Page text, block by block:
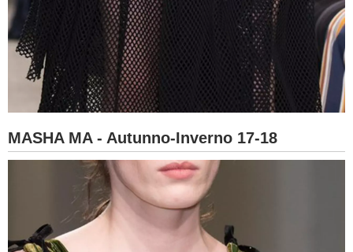
MASHA MA - Autunno-Inverno 17-18